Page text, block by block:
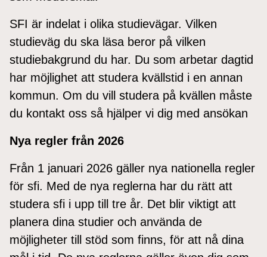
SFI är indelat i olika studievägar. Vilken
studieväg du ska läsa beror på vilken
studiebakgrund du har. Du som arbetar dagtid
har möjlighet att studera kvällstid i en annan
kommun. Om du vill studera på kvällen måste
du kontakt oss så hjälper vi dig med ansökan
Nya regler från 2026
Från 1 januari 2026 gäller nya nationella regler
för sfi. Med de nya reglerna har du rätt att
studera sfi i upp till tre år. Det blir viktigt att
planera dina studier och använda de
möjligheter till stöd som finns, för att nå dina